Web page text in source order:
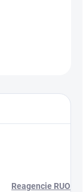
Reagencie RUO